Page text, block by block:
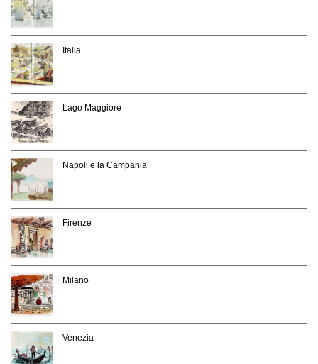
Italia
Lago Maggiore
Napoli e la Campania
Firenze
Milano
Venezia